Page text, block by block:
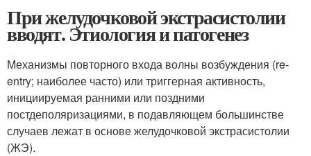
При желудочковой экстрасистолии
вводят. Этиология и патогенез
Механизмы повторного входа волны возбуждения (re-
entry; наиболее часто) или триггерная активность,
инициируемая ранними или поздними
постдеполяризациями, в подавляющем большинстве
случаев лежат в основе желудочковой экстрасистолии
(ЖЭ).